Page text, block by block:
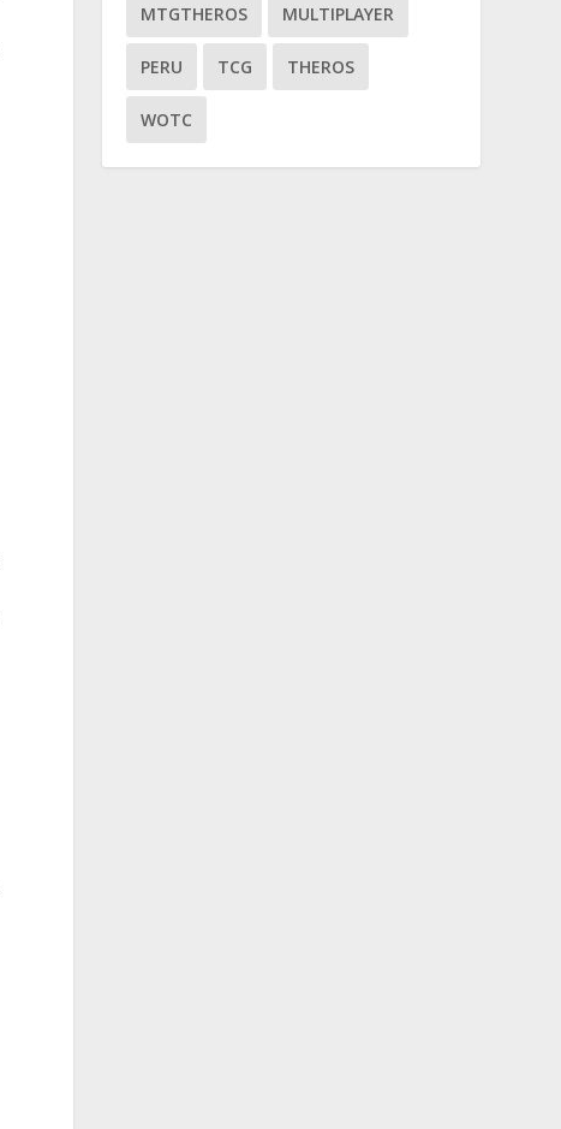
MTGTHEROS MULTIPLAYER
PERU TCG THEROS
WOTC